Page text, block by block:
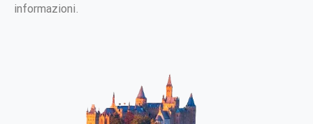
informazioni.